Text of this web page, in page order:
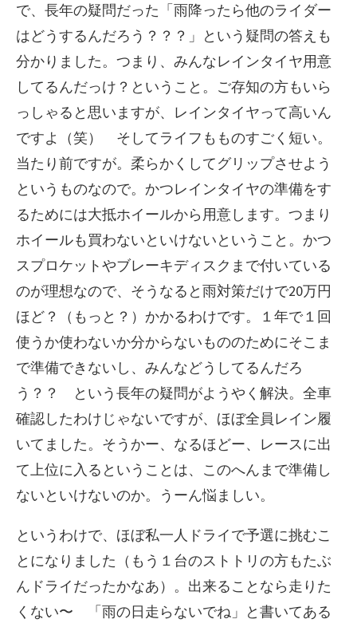
で、長年の疑問だった「雨降ったら他のライダー
はどうするんだろう？？？」という疑問の答えも
分かりました。つまり、みんなレインタイヤ用意
してるんだっけ？ということ。ご存知の方もいら
っしゃると思いますが、レインタイヤって高いん
ですよ（笑） そしてライフもものすごく短い。
当たり前ですが。柔らかくしてグリップさせよう
というものなので。かつレインタイヤの準備をす
るためには大抵ホイールから用意します。つまり
ホイールも買わないといけないということ。かつ
スプロケットやブレーキディスクまで付いている
のが理想なので、そうなると雨対策だけで20万円
ほど？（もっと？）かかるわけです。１年で１回
使うか使わないか分からないもののためにそこま
で準備できないし、みんなどうしてるんだろ
う？？ という長年の疑問がようやく解決。全車
確認したわけじゃないですが、ほぼ全員レイン履
いてました。そうかー、なるほどー、レースに出
て上位に入るということは、このへんまで準備し
ないといけないのか。うーん悩ましい。
というわけで、ほぼ私一人ドライで予選に挑むこ
とになりました（もう１台のストトリの方もたぶ
んドライだったかなあ）。出来ることなら走りた
くない〜 「雨の日走らないでね」と書いてある